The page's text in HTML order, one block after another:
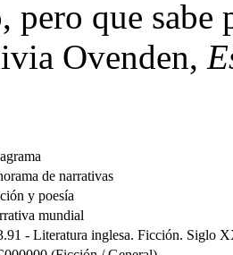
pero que sabe
Ovenden,
de narrativas
y poesía
mundial
- Literatura inglesa. Ficción. Siglo